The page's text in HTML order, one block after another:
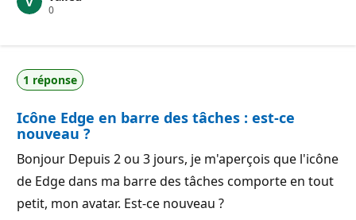
s
p
u
t
t
i
o
0P
s
d
e
é
p
u
a
t
i
o
n
1 réponse
Icône Edge en barre des tâches : est-ce
nouveau ?
Bonjour Depuis 2 ou 3 jours, je m'aperçois que l'icône
de Edge dans ma barre des tâches comporte en tout
petit, mon avatar. Est-ce nouveau ?